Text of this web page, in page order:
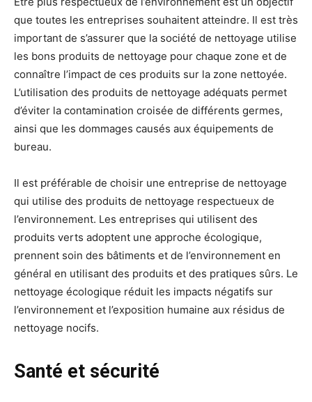
que toutes les entreprises souhaitent atteindre. Il est très
important de s’assurer que la société de nettoyage utilise
les bons produits de nettoyage pour chaque zone et de
connaître l’impact de ces produits sur la zone nettoyée.
L’utilisation des produits de nettoyage adéquats permet
d’éviter la contamination croisée de différents germes,
ainsi que les dommages causés aux équipements de
bureau.
Il est préférable de choisir une entreprise de nettoyage
qui utilise des produits de nettoyage respectueux de
l’environnement. Les entreprises qui utilisent des
produits verts adoptent une approche écologique,
prennent soin des bâtiments et de l’environnement en
général en utilisant des produits et des pratiques sûrs. Le
nettoyage écologique réduit les impacts négatifs sur
l’environnement et l’exposition humaine aux résidus de
nettoyage nocifs.
Santé et sécurité